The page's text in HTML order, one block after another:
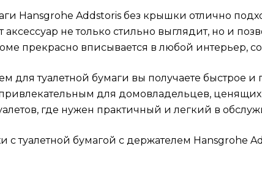
Hansgrohe Addstoris без крышки отлично
аксессуар не только стильно выглядит, но и
прекрасно вписывается в любой интерьер,
для туалетной бумаги вы получаете быстрое
для домовладельцев, ценящих
где нужен практичный и легкий в
с туалетной бумагой с держателем Hansgrohe